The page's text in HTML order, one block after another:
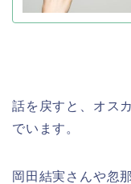
話を戻すと、オス
でいます。
岡田結実さんや忽